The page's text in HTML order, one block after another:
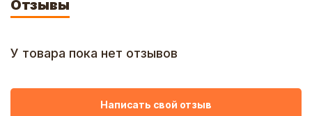
Отзывы
У товара пока нет отзывов
Написать свой отзыв